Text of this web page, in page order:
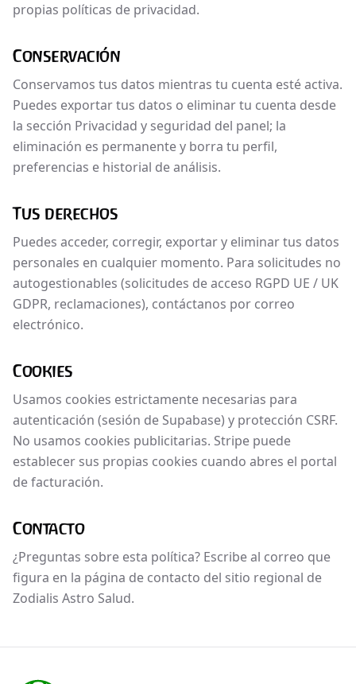
propias políticas de privacidad.
Conservación
Conservamos tus datos mientras tu cuenta esté activa.
Puedes exportar tus datos o eliminar tu cuenta desde
la sección Privacidad y seguridad del panel; la
eliminación es permanente y borra tu perfil,
preferencias e historial de análisis.
Tus derechos
Puedes acceder, corregir, exportar y eliminar tus datos
personales en cualquier momento. Para solicitudes no
autogestionables (solicitudes de acceso RGPD UE / UK
GDPR, reclamaciones), contáctanos por correo
electrónico.
Cookies
Usamos cookies estrictamente necesarias para
autenticación (sesión de Supabase) y protección CSRF.
No usamos cookies publicitarias. Stripe puede
establecer sus propias cookies cuando abres el portal
de facturación.
Contacto
¿Preguntas sobre esta política? Escribe al correo que
figura en la página de contacto del sitio regional de
Zodialis Astro Salud.